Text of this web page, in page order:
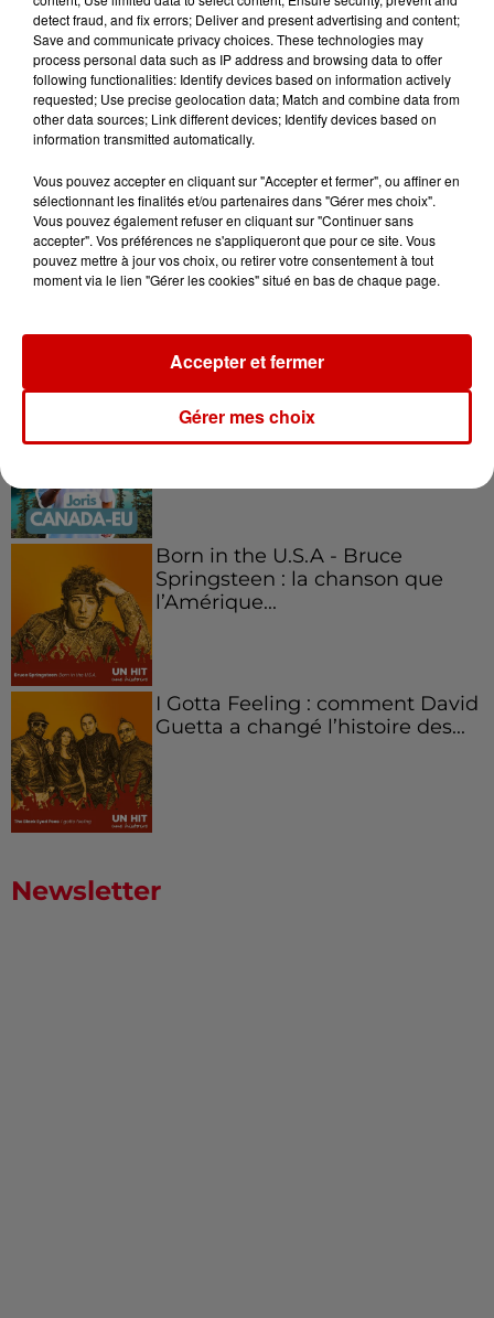
Destination Vacances : inscrivez-
vous !
Podcasts Voir plus
Kelly Massol, figure
emblématique de
Aménager un school bus au
Born in the U.S.A - Bruce
Springsteen : la chanson que
l’Amérique...
I Gotta Feeling : comment David
Guetta a changé l’histoire des...
Newsletter
detect fraud, and fix errors; Deliver and present advertising and content;
Save and communicate privacy choices. These technologies may
process personal data such as IP address and browsing data to offer
following functionalities: Identify devices based on information actively
requested; Use precise geolocation data; Match and combine data from
other data sources; Link different devices; Identify devices based on
information transmitted automatically.
Vous pouvez accepter en cliquant sur "Accepter et fermer", ou affiner en
sélectionnant les finalités et/ou partenaires dans "Gérer mes choix".
Vous pouvez également refuser en cliquant sur "Continuer sans
accepter". Vos préférences ne s'appliqueront que pour ce site. Vous
pouvez mettre à jour vos choix, ou retirer votre consentement à tout
moment via le lien "Gérer les cookies" situé en bas de chaque page.
Gérer mes choix
Accepter et fermer